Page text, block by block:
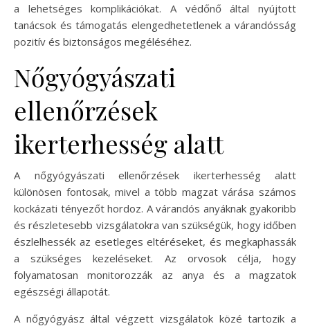
a lehetséges komplikációkat. A védőnő által nyújtott
tanácsok és támogatás elengedhetetlenek a várandósság
pozitív és biztonságos megéléséhez.
Nőgyógyászati
ellenőrzések
ikerterhesség alatt
A nőgyógyászati ellenőrzések ikerterhesség alatt
különösen fontosak, mivel a több magzat várása számos
kockázati tényezőt hordoz. A várandós anyáknak gyakoribb
és részletesebb vizsgálatokra van szükségük, hogy időben
észlelhessék az esetleges eltéréseket, és megkaphassák
a szükséges kezeléseket. Az orvosok célja, hogy
folyamatosan monitorozzák az anya és a magzatok
egészségi állapotát.
A nőgyógyász által végzett vizsgálatok közé tartozik a